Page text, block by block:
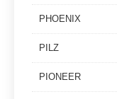
PHOENIX
PILZ
PIONEER